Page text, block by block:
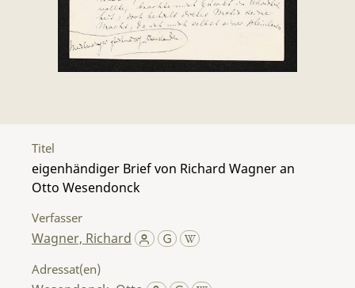
Titel
eigenhändiger Brief von Richard Wagner an
Otto Wesendonck
Verfasser
Wagner, Richard
Adressat(en)